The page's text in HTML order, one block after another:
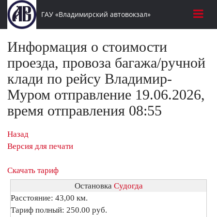
ГАУ «Владимирский автовокзал»
Информация о стоимости
проезда, провоза багажа/ручной
клади по рейсу Владимир-
Муром отправление 19.06.2026,
время отправления 08:55
Назад
Версия для печати
Скачать тариф
Остановка Судогда
Расстояние: 43,00 км.
Тариф полный: 250.00 руб.